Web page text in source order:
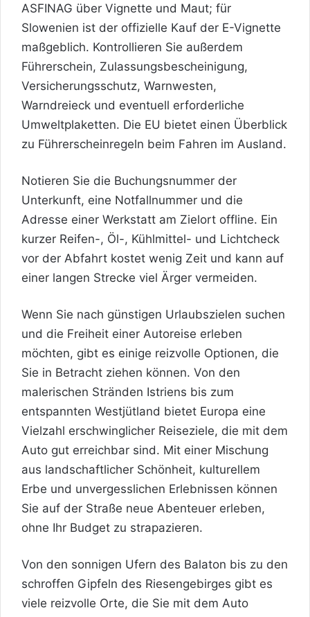
ASFINAG über Vignette und Maut; für
Slowenien ist der offizielle Kauf der E-Vignette
maßgeblich. Kontrollieren Sie außerdem
Führerschein, Zulassungsbescheinigung,
Versicherungsschutz, Warnwesten,
Warndreieck und eventuell erforderliche
Umweltplaketten. Die EU bietet einen Überblick
zu Führerscheinregeln beim Fahren im Ausland.
Notieren Sie die Buchungsnummer der
Unterkunft, eine Notfallnummer und die
Adresse einer Werkstatt am Zielort offline. Ein
kurzer Reifen-, Öl-, Kühlmittel- und Lichtcheck
vor der Abfahrt kostet wenig Zeit und kann auf
einer langen Strecke viel Ärger vermeiden.
Wenn Sie nach günstigen Urlaubszielen suchen
und die Freiheit einer Autoreise erleben
möchten, gibt es einige reizvolle Optionen, die
Sie in Betracht ziehen können. Von den
malerischen Stränden Istriens bis zum
entspannten Westjütland bietet Europa eine
Vielzahl erschwinglicher Reiseziele, die mit dem
Auto gut erreichbar sind. Mit einer Mischung
aus landschaftlicher Schönheit, kulturellem
Erbe und unvergesslichen Erlebnissen können
Sie auf der Straße neue Abenteuer erleben,
ohne Ihr Budget zu strapazieren.
Von den sonnigen Ufern des Balaton bis zu den
schroffen Gipfeln des Riesengebirges gibt es
viele reizvolle Orte, die Sie mit dem Auto